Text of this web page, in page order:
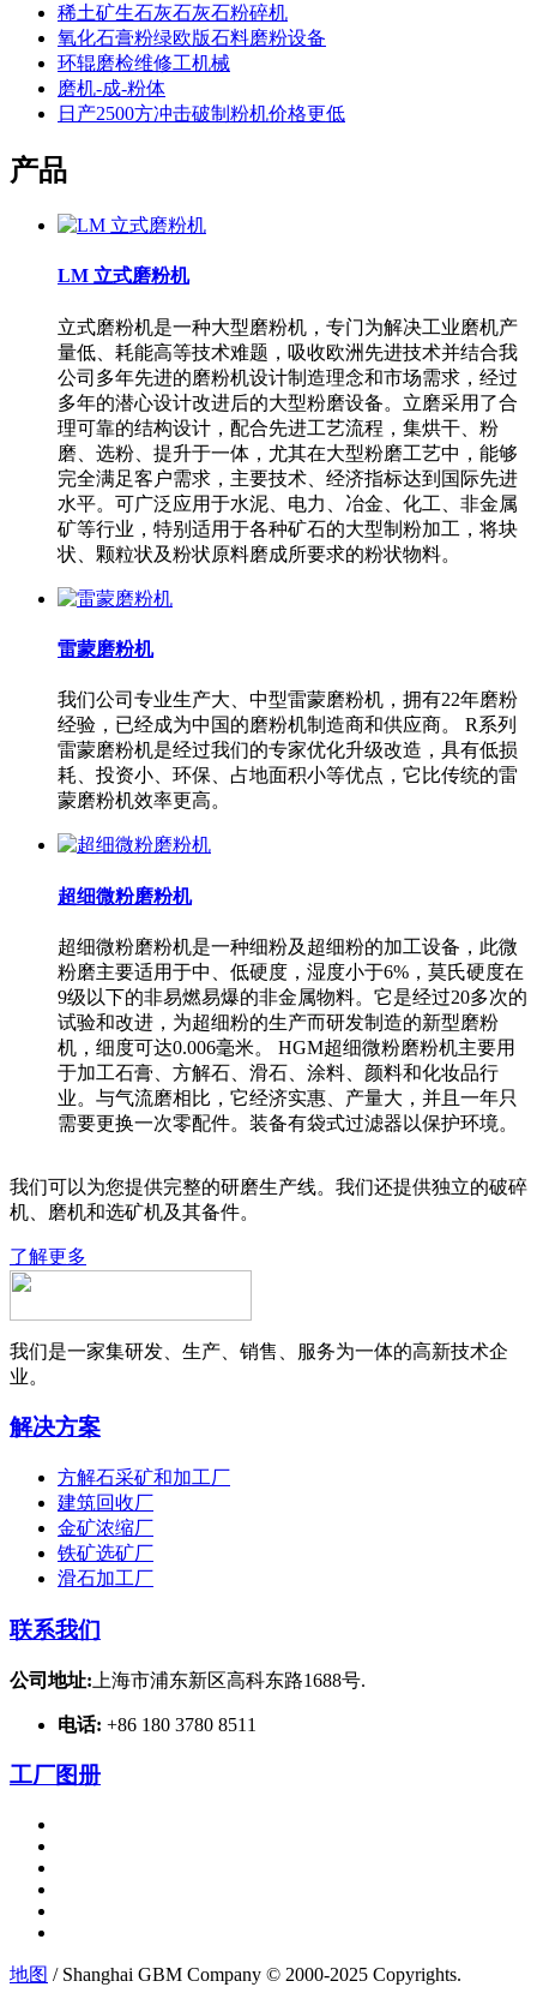
稀土矿生石灰石灰石粉碎机
氧化石膏粉绿欧版石料磨粉设备
环辊磨检维修工机械
磨机-成-粉体
日产2500方冲击破制粉机价格更低
产品
LM 立式磨粉机
立式磨粉机是一种大型磨粉机，专门为解决工业磨机产
量低、耗能高等技术难题，吸收欧洲先进技术并结合我
公司多年先进的磨粉机设计制造理念和市场需求，经过
多年的潜心设计改进后的大型粉磨设备。立磨采用了合
理可靠的结构设计，配合先进工艺流程，集烘干、粉
磨、选粉、提升于一体，尤其在大型粉磨工艺中，能够
完全满足客户需求，主要技术、经济指标达到国际先进
水平。可广泛应用于水泥、电力、冶金、化工、非金属
矿等行业，特别适用于各种矿石的大型制粉加工，将块
状、颗粒状及粉状原料磨成所要求的粉状物料。
雷蒙磨粉机
我们公司专业生产大、中型雷蒙磨粉机，拥有22年磨粉
经验，已经成为中国的磨粉机制造商和供应商。 R系列
雷蒙磨粉机是经过我们的专家优化升级改造，具有低损
耗、投资小、环保、占地面积小等优点，它比传统的雷
蒙磨粉机效率更高。
超细微粉磨粉机
超细微粉磨粉机是一种细粉及超细粉的加工设备，此微
粉磨主要适用于中、低硬度，湿度小于6%，莫氏硬度在
9级以下的非易燃易爆的非金属物料。它是经过20多次的
试验和改进，为超细粉的生产而研发制造的新型磨粉
机，细度可达0.006毫米。 HGM超细微粉磨粉机主要用
于加工石膏、方解石、滑石、涂料、颜料和化妆品行
业。与气流磨相比，它经济实惠、产量大，并且一年只
需要更换一次零配件。装备有袋式过滤器以保护环境。
我们可以为您提供完整的研磨生产线。我们还提供独立的破碎
机、磨机和选矿机及其备件。
了解更多
我们是一家集研发、生产、销售、服务为一体的高新技术企
业。
解决方案
方解石采矿和加工厂
建筑回收厂
金矿浓缩厂
铁矿选矿厂
滑石加工厂
联系我们
公司地址: 上海市浦东新区高科东路1688号.
电话: +86 180 3780 8511
工厂图册
地图 / Shanghai GBM Company © 2000-2025 Copyrights.